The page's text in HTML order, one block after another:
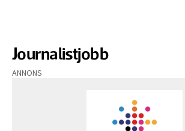
Journalistjobb
ANNONS